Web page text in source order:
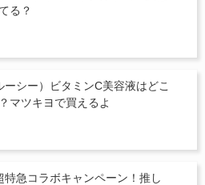
る？
ーシー）ビタミンC美容液はどこ
マツキヨで買えるよ
特急コラボキャンペーン！推し